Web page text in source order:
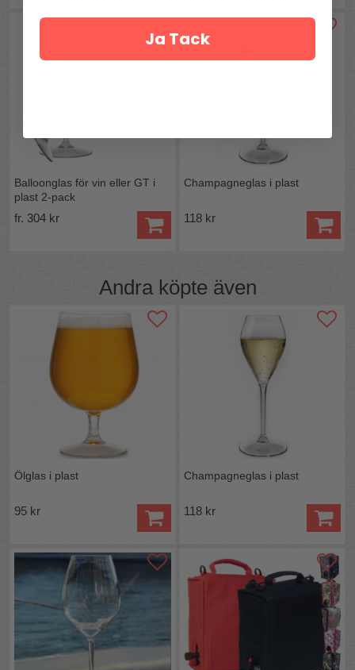
Balloonglas för vin eller GT i
plast 2-pack
fr. 304 kr
Champagneglas i plast
118 kr
Andra köpte även
Ölglas i plast
95 kr
Champagneglas i plast
118 kr
Ja Tack